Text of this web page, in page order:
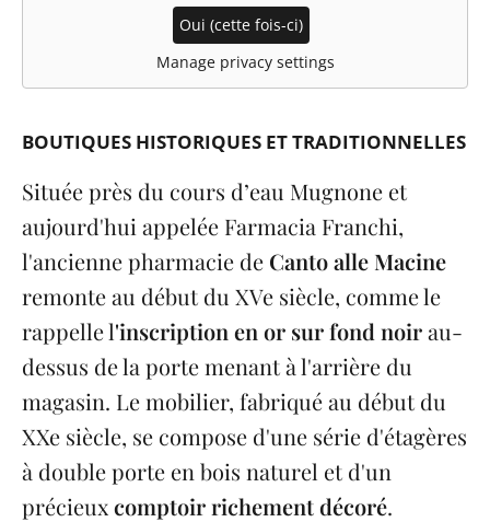
Oui (cette fois-ci)
Manage privacy settings
BOUTIQUES HISTORIQUES ET TRADITIONNELLES
Située près du cours d’eau Mugnone et
aujourd'hui appelée Farmacia Franchi,
l'ancienne pharmacie de Canto alle Macine
remonte au début du XVe siècle, comme le
rappelle l'inscription en or sur fond noirau-
dessus de la porte menant à l'arrière du
magasin. Le mobilier, fabriqué au début du
XXe siècle, se compose d'une série d'étagères
à double porte en bois naturel et d'un
précieuxcomptoir richement décoré.